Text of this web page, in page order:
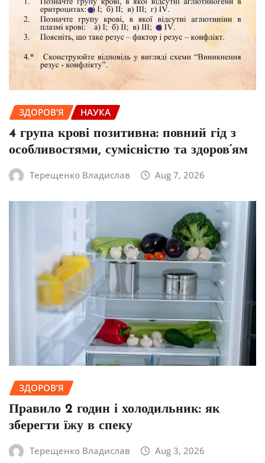
ЗДОРОВ’Я НАУКА
4 група крові позитивна: повний гід з
особливостями, сумісністю та здоров’ям
Терещенко Владислав Aug 7, 2026
ЗДОРОВ’Я
Правило 2 годин і холодильник: як
зберегти їжу в спеку
Терещенко Владислав Aug 3, 2026